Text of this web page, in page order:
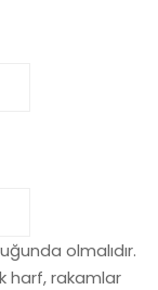
olmalıdır.
harf, rakamlar